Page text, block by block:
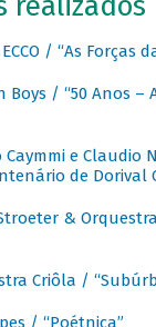
/ “As Forças
Boys / “50 Anos –
Caymmi e Claudio
de Dorival
&
Criôla /